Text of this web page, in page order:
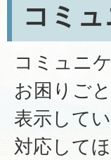
コミ
コミュニ
お困りご
表示してい
対応して